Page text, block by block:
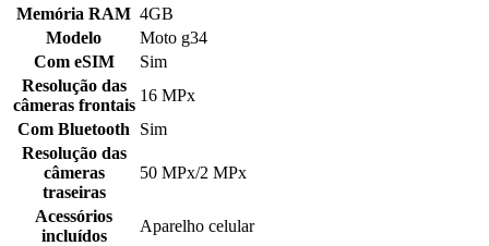
Memória RAM 4GB
Modelo
Moto g34
Com eSIM
Sim
Resolução das
câmeras frontais
16 MPx
Com Bluetooth
Sim
Resolução das
câmeras
traseiras
50 MPx/2 MPx
Acessórios
incluídos
Aparelho celular